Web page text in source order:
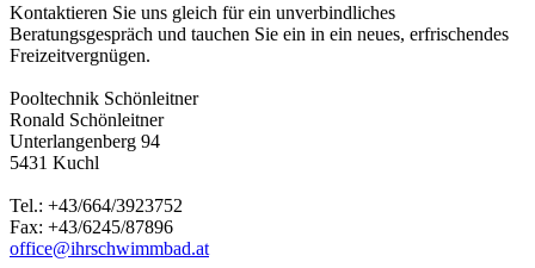
Kontaktieren Sie uns gleich für ein unverbindliches
Beratungsgespräch und tauchen Sie ein in ein neues, erfrischendes
Freizeitvergnügen.
Pooltechnik Schönleitner
Ronald Schönleitner
Unterlangenberg 94
5431 Kuchl
Tel.: +43/664/3923752
Fax: +43/6245/87896
office@ihrschwimmbad.at